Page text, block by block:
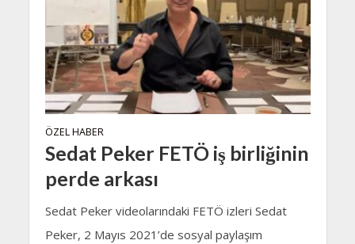
ÖZEL HABER
Sedat Peker FETÖ iş birliğinin
perde arkası
Sedat Peker videolarındaki FETÖ izleri Sedat
Peker, 2 Mayıs 2021’de sosyal paylaşım